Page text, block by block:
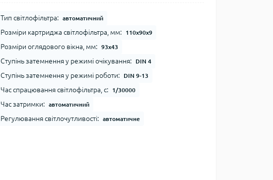
Тип світлофільтра: автоматичний
Розміри картриджа світлофільтра, мм: 110х90х9
Розміри оглядового вікна, мм: 93х43
Ступінь затемнення у режимі очікування: DIN 4
Ступінь затемнення у режимі роботи: DIN 9-13
Час спрацювання світлофільтра, с: 1/30000
Час затримки: автоматичний
Регулювання світлочутливості: автоматичне